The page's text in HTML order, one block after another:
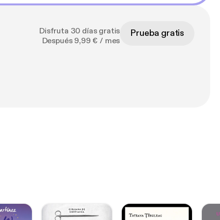
Disfruta 30 días gratis
Después 9,99 € / mes
Prueba gratis